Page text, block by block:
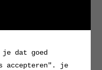
je dat goed
accepteren". je